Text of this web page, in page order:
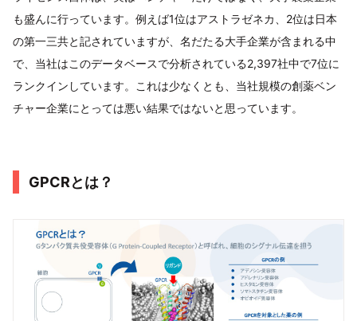
も盛んに行っています。例えば1位はアストラゼネカ、2位は日本
の第一三共と記されていますが、名だたる大手企業が含まれる中
で、当社はこのデータベースで分析されている2,397社中で7位に
ランクインしています。これは少なくとも、当社規模の創薬ベン
チャー企業にとっては悪い結果ではないと思っています。
GPCRとは？